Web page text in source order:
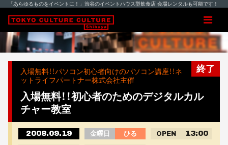
「あらゆるものをイベントに！」渋谷のイベントハウス型飲食店 会場レンタルも可能です！
終了
入場無料！！パソコン初心者向けのパソコン講座！！ネ
ットライフパートナー株式会社主催
入場無料！！初心者のためのデジタルカル
チャー教室
2008.09.19 金曜日 ひる OPEN 13:00